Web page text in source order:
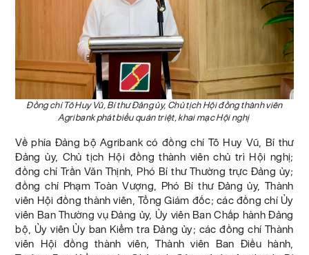
Đồng chí Tô Huy Vũ, Bí thư Đảng ủy, Chủ tịch Hội đồng thành viên
Agribank phát biểu quán triệt, khai mạc Hội nghị
Về phía Đảng bộ Agribank có đồng chí Tô Huy Vũ, Bí thư
Đảng ủy, Chủ tịch Hội đồng thành viên chủ trì Hội nghị;
đồng chí Trần Văn Thịnh, Phó Bí thư Thường trực Đảng ủy;
đồng chí Phạm Toàn Vượng, Phó Bí thư Đảng ủy, Thành
viên Hội đồng thành viên, Tổng Giám đốc; các đồng chí Ủy
viên Ban Thường vụ Đảng ủy, Ủy viên Ban Chấp hành Đảng
bộ, Ủy viên Ủy ban Kiểm tra Đảng ủy; các đồng chí Thành
viên Hội đồng thành viên, Thành viên Ban Điều hành,